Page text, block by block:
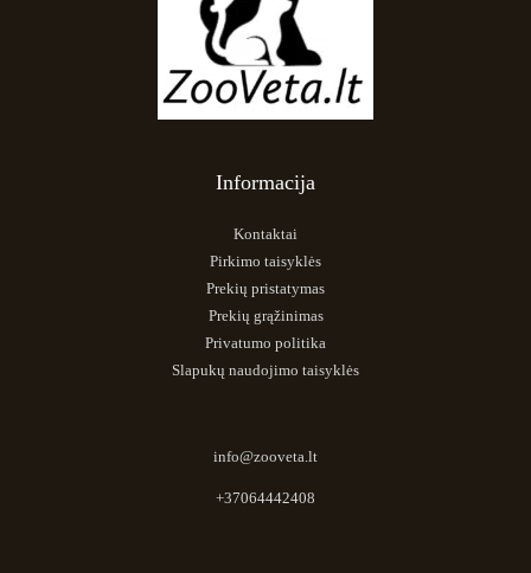
Informacija
Kontaktai
Pirkimo taisyklės
Prekių pristatymas
Prekių grąžinimas
Privatumo politika
Slapukų naudojimo taisyklės
info@zooveta.lt
+37064442408